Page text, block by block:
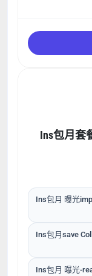
Ins包月 曝光
Ins包月save
Ins包月 曝光-